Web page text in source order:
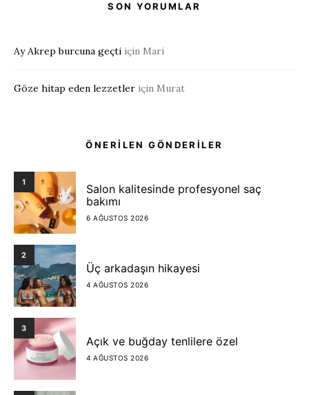
SON YORUMLAR
Ay Akrep burcuna geçti için Mari
Göze hitap eden lezzetler için Murat
ÖNERİLEN GÖNDERİLER
1
Salon kalitesinde profesyonel saç
bakımı
6 AĞUSTOS 2026
2
Üç arkadaşın hikayesi
4 AĞUSTOS 2026
3
Açık ve buğday tenlilere özel
4 AĞUSTOS 2026